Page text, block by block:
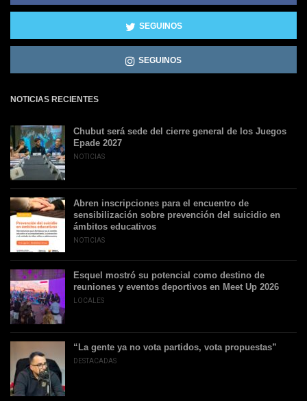
SEGUINOS
SEGUINOS
NOTICIAS RECIENTES
Chubut será sede del cierre general de los Juegos
Epade 2027
NOTICIAS
Abren inscripciones para el encuentro de
sensibilización sobre prevención del suicidio en
ámbitos educativos
NOTICIAS
Esquel mostró su potencial como destino de
reuniones y eventos deportivos en Meet Up 2026
LOCALES
“La gente ya no vota partidos, vota propuestas”
DESTACADAS